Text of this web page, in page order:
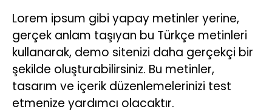
Lorem ipsum gibi yapay metinler yerine,
gerçek anlam taşıyan bu Türkçe metinleri
kullanarak, demo sitenizi daha gerçekçi bir
şekilde oluşturabilirsiniz. Bu metinler,
tasarım ve içerik düzenlemelerinizi test
etmenize yardımcı olacaktır.